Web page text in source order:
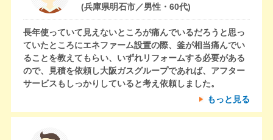
(兵庫県明石市／男性・60代)
長年使っていて見えないところが痛んでいるだろうと思っ
ていたところにエネファーム設置の際、釜が相当痛んでい
ることを教えてもらい、いずれリフォームする必要がある
ので、見積を依頼し大阪ガスグループであれば、アフター
サービスもしっかりしていると考え依頼しました。
もっと見る